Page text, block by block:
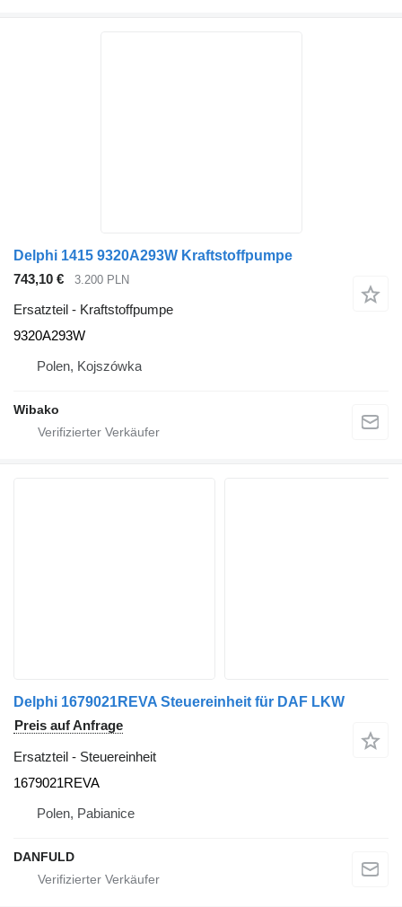
Delphi 1415 9320A293W Kraftstoffpumpe
743,10 €
3.200 PLN
Ersatzteil - Kraftstoffpumpe
9320A293W
Polen, Kojszówka
Wibako
Delphi 1679021REVA Steuereinheit für DAF LKW
Preis auf Anfrage
Ersatzteil - Steuereinheit
1679021REVA
Polen, Pabianice
DANFULD